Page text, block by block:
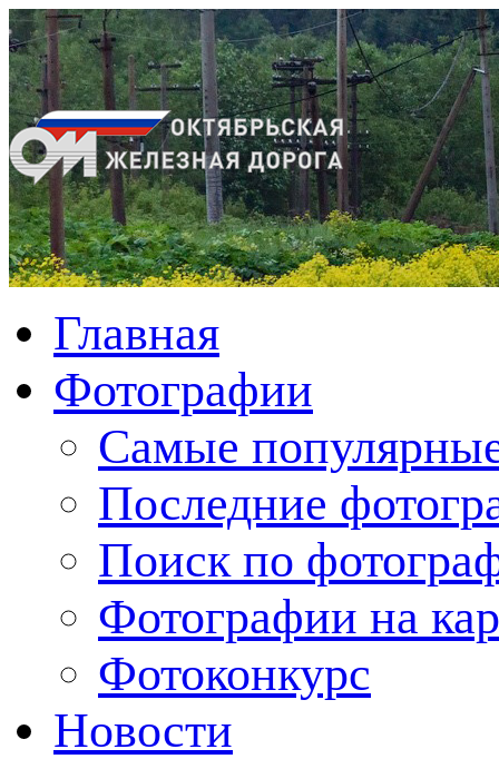
Главная
Фотографии
Cамые
Последние
Поиск по
Фотографии на
Фотоконкурс
Новости